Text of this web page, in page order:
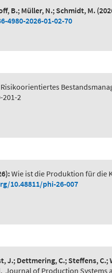
B.; Müller, N.; Schmidt, M.
4980-2026-01-02-70
Risikoorientiertes
201-2
Wie ist die Produktion für die
10.48811/phi-26-007
J.; Dettmering, C.; Steffens, C.;
, Journal of Production Systems